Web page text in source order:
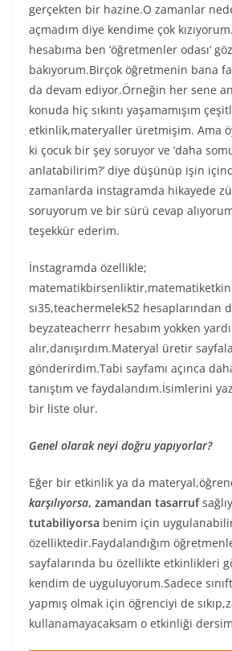
gerçekten bir hazine.O zamanlar
açmadım diye kendime çok
hesabıma ben ‘öğretmenler odası’
bakıyorum.Birçok öğretmenin bana
da devam ediyor.Örneğin her sene
konuda hiç sıkıntı yaşamamışım
etkinlik,materyaller üretmişim. Ama
ki çocuk bir şey soruyor ve ‘daha
anlatabilirim?’ diye düşünüp işin
zamanlarda instagramda hikayede
soruyorum ve bir sürü cevap
teşekkür ederim.
İnstagramda özellikle;
sı35,teachermelek52 hesaplarından
beyzateacherrr hesabım yokken
alır,danışırdım.Materyal üretir
gönderirdim.Tabi sayfamı açınca
tanıştım ve faydalandım.İsimlerini
bir liste olur.
Genel olarak neyi doğru yapıyorlar?
Eğer bir etkinlik ya da
karşılıyorsa, zamandan tasarruf
tutabiliyorsa benim için
özelliktedir.Faydalandığım
sayfalarında bu özellikte etkinlikleri
kendim de uyguluyorum.Sadece
yapmış olmak için öğrenciyi de
kullanamayacaksam o etkinliği